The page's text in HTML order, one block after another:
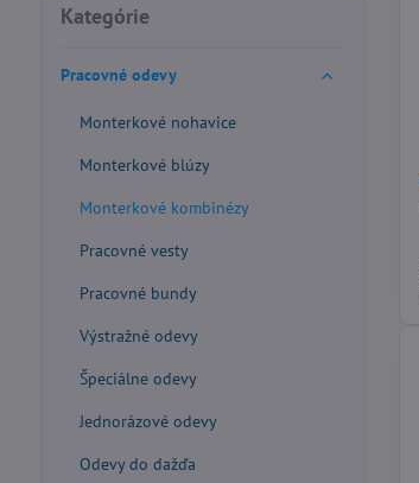
fulltextom
Kategórie
Pracovné odevy
Monterkové nohavice
Monterkové blúzy
Monterkové kombinézy
Pracovné vesty
Pracovné bundy
Výstražné odevy
Špeciálne odevy
Jednorázové odevy
Odevy do dažďa